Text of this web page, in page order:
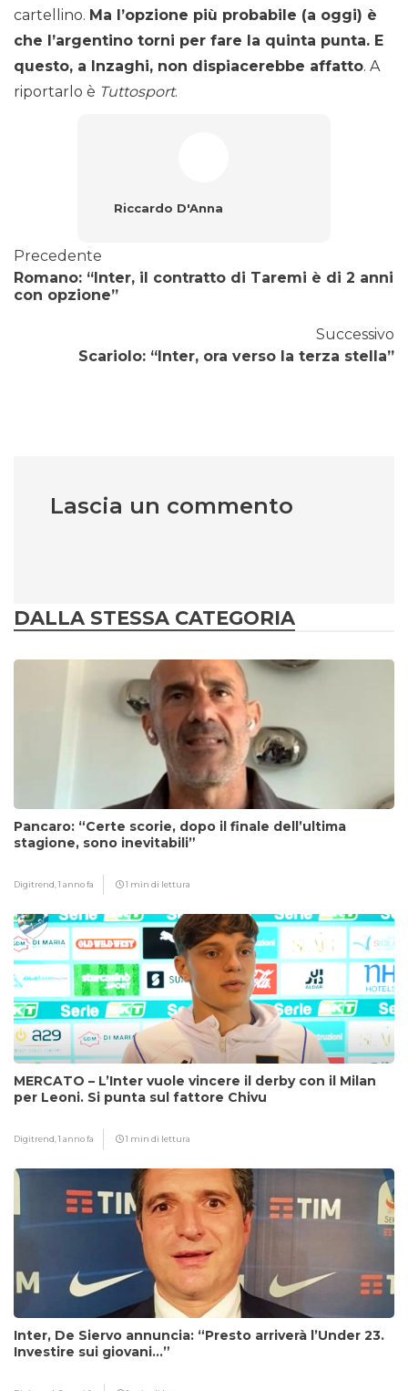
cartellino. Ma l’opzione più probabile (a oggi) è
che l’argentino torni per fare la quinta punta. E
questo, a Inzaghi, non dispiacerebbe affatto. A
riportarlo è Tuttosport.
Riccardo D'Anna
Precedente
Romano: “Inter, il contratto di Taremi è di 2 anni
con opzione”
Successivo
Scariolo: “Inter, ora verso la terza stella”
Lascia un commento
DALLA STESSA CATEGORIA
Pancaro: “Certe scorie, dopo il finale dell’ultima
stagione, sono inevitabili”
Digitrend,1 anno fa 1 min di lettura
MERCATO – L’Inter vuole vincere il derby con il Milan
per Leoni. Si punta sul fattore Chivu
Digitrend,1 anno fa 1 min di lettura
Inter, De Siervo annuncia: “Presto arriverà l’Under 23.
Investire sui giovani…”